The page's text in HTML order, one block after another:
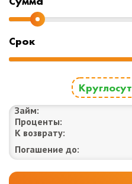
Срок
Займ:
Проценты:
К возврату:
Погашение до: